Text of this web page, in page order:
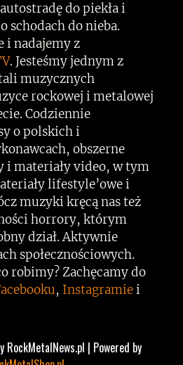
do piekła i
schodach do nieba.
i nadajemy z
. Jesteśmy jednym z
muzycznych
rockowej i metalowej
Codziennie
o polskich i
obszerne
i materiały video, w tym
lifestyle’owe i
muzyki kręcą nas też
horrory, którym
dział. Aktywnie
społecznościowych.
robimy? Zachęcamy do
, Instagramiei
| Powered by